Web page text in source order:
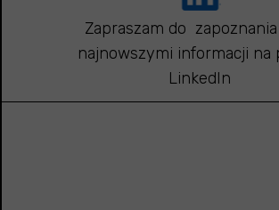
Zapraszam do
najnowszymi informacji na
LinkedIn